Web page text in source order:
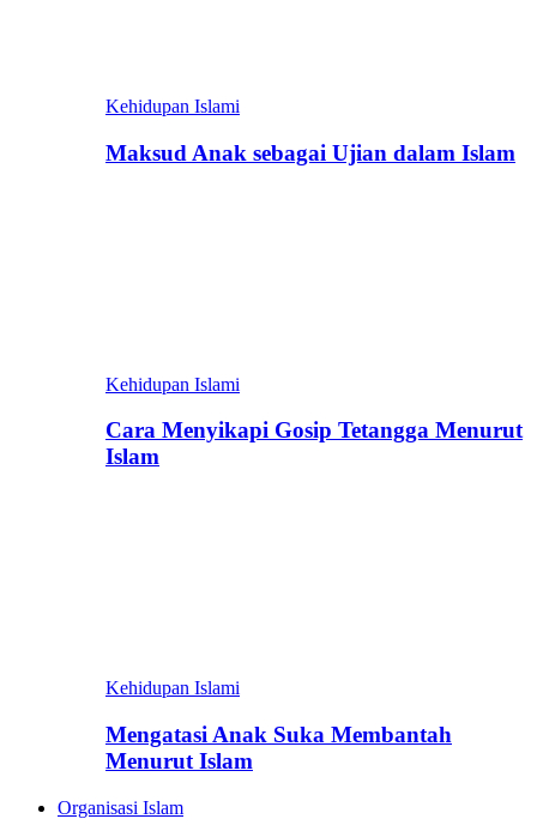
Kehidupan Islami
Maksud Anak sebagai Ujian dalam Islam
Kehidupan Islami
Cara Menyikapi Gosip Tetangga Menurut
Islam
Kehidupan Islami
Mengatasi Anak Suka Membantah
Menurut Islam
Organisasi Islam